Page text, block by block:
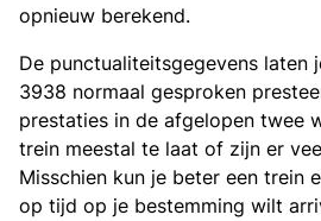
opnieuw berekend.
De punctualiteitsgegevens laten
3938 normaal gesproken
prestaties in de afgelopen twee
trein meestal te laat of zijn er
Misschien kun je beter een trein
op tijd op je bestemming wilt